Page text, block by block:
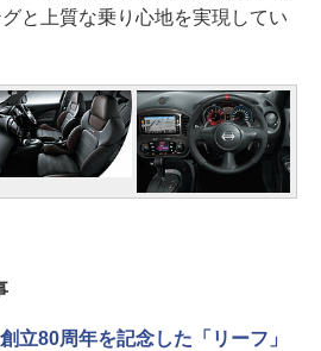
と上質な乗り心地を実現してい
立80周年を記念した「リーフ」